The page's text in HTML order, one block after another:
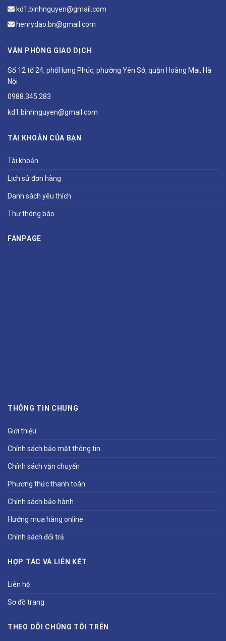
kd1.binhnguyen@gmail.com
henrydao.bn@gmail.com
VĂN PHÒNG GIAO DỊCH
Số 12 tổ 24, phốHưng Phúc, phường Yên Sở, quận Hoàng Mai, Hà
Nội
0988.345.283
kd1.binhnguyen@gmail.com
TÀI KHOẢN CỦA BẠN
Tài khoản
Lịch sử đơn hàng
Danh sách yêu thích
Thư thông báo
FANPAGE
THÔNG TIN CHUNG
Giới thiệu
Chính sách bảo mật thông tin
Chính sách vận chuyển
Phương thức thanh toán
Chính sách bảo hành
Hướng mua hàng online
Chính sách đổi trả
HỢP TÁC VÀ LIÊN KẾT
Liên hệ
Sơ đồ trang
THEO DÕI CHÚNG TÔI TRÊN